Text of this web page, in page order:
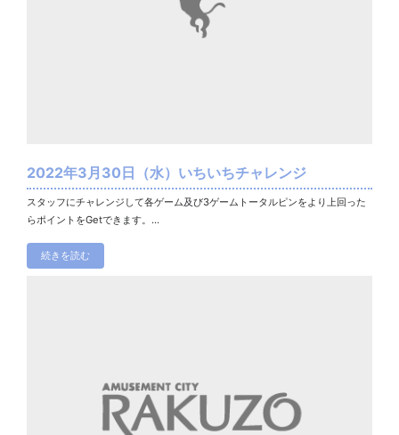
2022年3月30日（水）いちいちチャレンジ
スタッフにチャレンジして各ゲーム及び3ゲームトータルピンをより上回った
らポイントをGetできます。...
続きを読む